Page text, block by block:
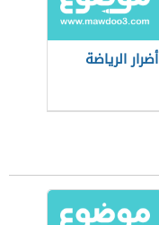
أضرار الرياضة